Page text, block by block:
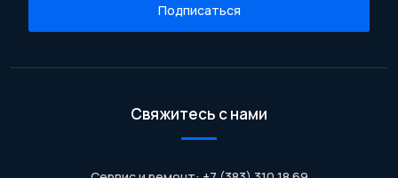
Подписаться
Свяжитесь с нами